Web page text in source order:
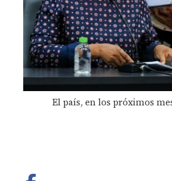
El país, en los próximos